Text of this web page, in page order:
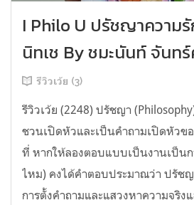
I Philo U ปรัชญาความ
นิทเช By ชมะนันท์ จันท
รีวิวเว้ย (3)
รีวิวเว้ย (2248) ปรัชญา
ชวนเปิดหัวและเป็นคำถามเปิดหัวข
ที่ หากให้ลองตอบแบบเป็นงานเป็นก
ไหม) คงได้คำตอบประมาณว่า ปรัช
การตั้งคำถามและแสวงหาความจริง